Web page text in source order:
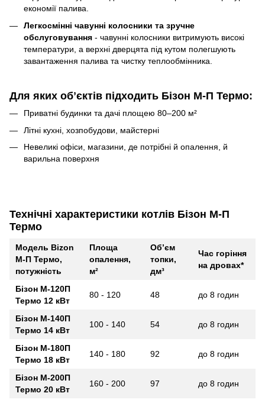
економії палива.
Легкосмінні чавунні колосники та зручне
обслуговування - чавунні колосники витримують високі
температури, а верхні дверцята під кутом полегшують
завантаження палива та чистку теплообмінника.
Для яких обʼєктів підходить Бізон М‑П Термо:
Приватні будинки та дачі площею 80–200 м²
Літні кухні, хозпобудови, майстерні
Невеликі офіси, магазини, де потрібні й опалення, й
варильна поверхня
Технічні характеристики котлів Бізон М‑П
Термо
Модель Bizon
М‑П Термо,
потужність
Площа
опалення,
м²
Обʼєм
топки,
дм³
Час горіння
на дровах*
Бізон М‑120П
Термо 12 кВт
80 - 120 48 до 8 годин
Бізон М-140П
Термо 14 кВт
100 - 140 54 до 8 годин
Бізон М‑180П
Термо 18 кВт
140 - 180 92 до 8 годин
Бізон М‑200П
Термо 20 кВт
160 - 200 97 до 8 годин